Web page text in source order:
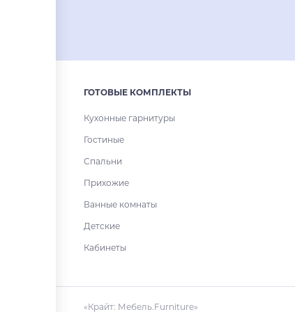
ГОТОВЫЕ КОМПЛЕКТЫ
Кухонные гарнитуры
Гостиные
Спальни
Прихожие
Ванные комнаты
Детские
Кабинеты
«Крайт: Мебель.Furniture»